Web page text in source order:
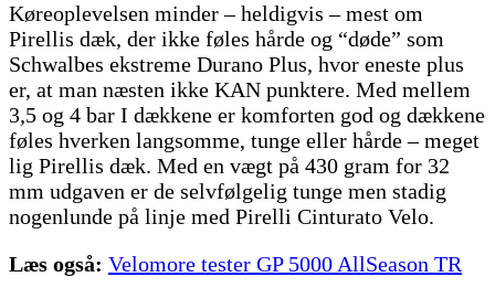
Køreoplevelsen minder – heldigvis – mest om
Pirellis dæk, der ikke føles hårde og “døde” som
Schwalbes ekstreme Durano Plus, hvor eneste plus
er, at man næsten ikke KAN punktere. Med mellem
3,5 og 4 bar I dækkene er komforten god og dækkene
føles hverken langsomme, tunge eller hårde – meget
lig Pirellis dæk. Med en vægt på 430 gram for 32
mm udgaven er de selvfølgelig tunge men stadig
nogenlunde på linje med Pirelli Cinturato Velo.
Læs også: Velomore tester GP 5000 AllSeason TR